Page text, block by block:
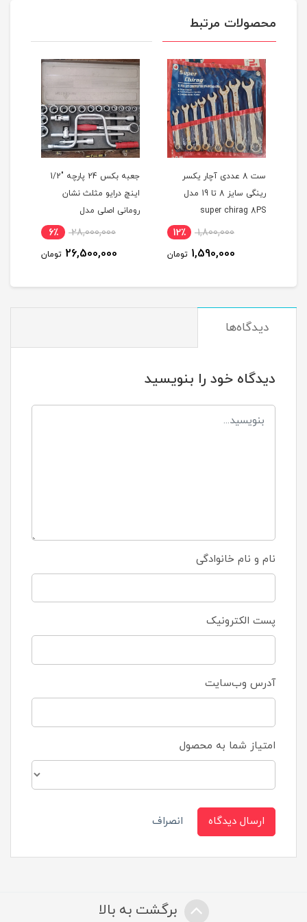
محصولات مرتبط
ست 8 عددی آچار یکسر
رینگی سایز 8 تا 19 مدل
super chirag 8PS
1,800,000 12٪
1,590,000 تومان
جعبه بکس 24 پارچه "1/2
اینچ درایو مثلث نشان
رومانی اصلی مدل
28,000,000 6٪
26,500,000 تومان
دیدگاه‌ها
دیدگاه خود را بنویسید
نام و نام خانوادگی
پست الکترونیک
آدرس وب‌سایت
امتیاز شما به محصول
ارسال دیدگاه انصراف
برگشت به بالا